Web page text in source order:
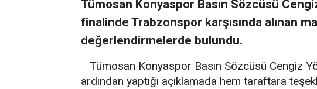
Tümosan Konyaspor Basın Sözcüsü
finalinde Trabzonspor karşısında alınan
değerlendirmelerde bulundu.
Tümosan Konyaspor Basın Sözcüsü Cengiz
ardından yaptığı açıklamada hem taraftara